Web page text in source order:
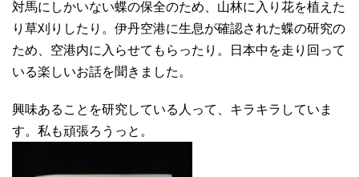
対馬にしかいない蝶の保全のため、山林に入り花を植えた
り草刈りしたり。伊丹空港に生息が確認された蝶の研究の
ため、空港内に入らせてもらったり。日本中を走り回って
いる楽しいお話を聞きました。
興味あることを研究している人って、キラキラしていま
す。私も頑張ろうっと。